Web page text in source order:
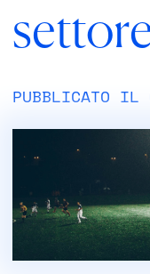
PUBBLICATO IL